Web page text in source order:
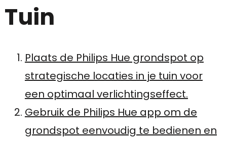
Tuin
Plaats de Philips Hue grondspot op
strategische locaties in je tuin voor
een optimaal verlichtingseffect.
Gebruik de Philips Hue app om de
grondspot eenvoudig te bedienen en